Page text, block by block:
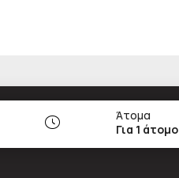
Άτομα
Για 1 άτομο